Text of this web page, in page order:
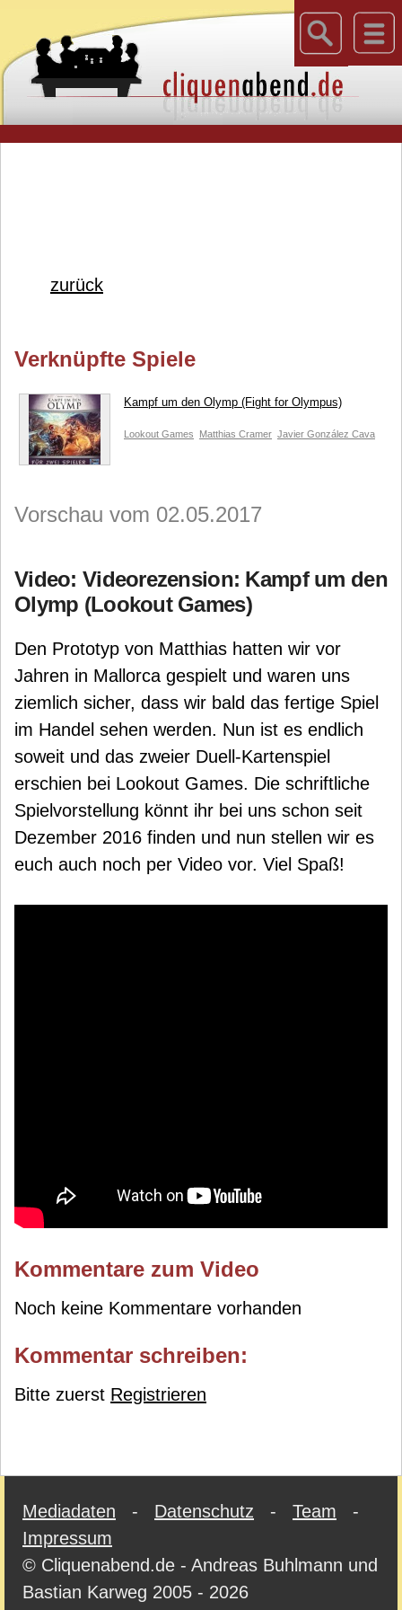
zurück
Verknüpfte Spiele
Kampf um den Olymp (Fight for Olympus)
Lookout Games Matthias Cramer Javier González Cava
Vorschau vom 02.05.2017
Video: Videorezension: Kampf um den
Olymp (Lookout Games)
Den Prototyp von Matthias hatten wir vor
Jahren in Mallorca gespielt und waren uns
ziemlich sicher, dass wir bald das fertige Spiel
im Handel sehen werden. Nun ist es endlich
soweit und das zweier Duell-Kartenspiel
erschien bei Lookout Games. Die schriftliche
Spielvorstellung könnt ihr bei uns schon seit
Dezember 2016 finden und nun stellen wir es
euch auch noch per Video vor. Viel Spaß!
Kommentare zum Video
Noch keine Kommentare vorhanden
Kommentar schreiben:
Bitte zuerst Registrieren
Mediadaten - Datenschutz - Team -
Impressum
© Cliquenabend.de - Andreas Buhlmann und
Bastian Karweg 2005 - 2026